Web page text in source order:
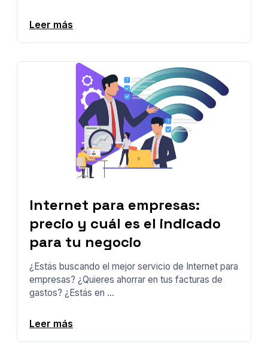
Leer más
Internet para empresas:
precio y cuál es el indicado
para tu negocio
¿Estás buscando el mejor servicio de Internet para
empresas? ¿Quieres ahorrar en tus facturas de
gastos? ¿Estás en ...
Leer más